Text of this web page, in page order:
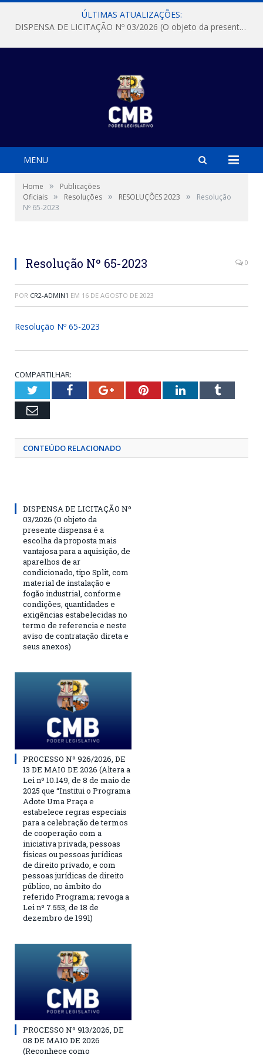
ÚLTIMAS ATUALIZAÇÕES:
DISPENSA DE LICITAÇÃO Nº 03/2026 (O objeto da presente dispensa é a escolha da proposta mais vantajosa para a aquisição, de aparelhos de ar condicionado, tipo Split, com material de instalação e fogão industrial, conforme condições, quantidades e exigências estabelecidas no termo de referencia e neste aviso de contratação direta e seus anexos)
MENU
Home »
Publicações
Oficiais » Resoluções » RESOLUÇÕES 2023 »
Resolução
Nº 65-2023
Resolução Nº 65-2023 0
POR CR2-ADMIN1 EM 16 DE AGOSTO DE 2023
Resolução Nº 65-2023
COMPARTILHAR:
TwitterFacebookGoogle+PinterestLinkedInTumblr
Email
CONTEÚDO RELACIONADO
DISPENSA DE LICITAÇÃO Nº
03/2026 (O objeto da
presente dispensa é a
escolha da proposta mais
vantajosa para a aquisição, de
aparelhos de ar
condicionado, tipo Split, com
material de instalação e
fogão industrial, conforme
condições, quantidades e
exigências estabelecidas no
termo de referencia e neste
aviso de contratação direta e
seus anexos)
PROCESSO Nº 926/2026, DE
13 DE MAIO DE 2026 (Altera a
Lei nº 10.149, de 8 de maio de
2025 que “Institui o Programa
Adote Uma Praça e
estabelece regras especiais
para a celebração de termos
de cooperação com a
iniciativa privada, pessoas
físicas ou pessoas jurídicas
de direito privado, e com
pessoas jurídicas de direito
público, no âmbito do
referido Programa; revoga a
Lei nº 7.553, de 18 de
dezembro de 1991)
PROCESSO Nº 913/2026, DE
08 DE MAIO DE 2026
(Reconhece como